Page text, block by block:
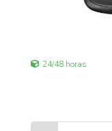
24/48 horas